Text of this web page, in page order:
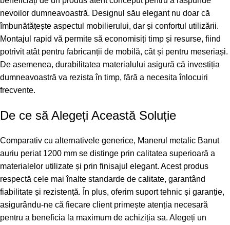
nevoilor dumneavoastră. Designul său elegant nu doar că
îmbunătățește aspectul mobilierului, dar și confortul utilizării.
Montajul rapid vă permite să economisiți timp și resurse, fiind
potrivit atât pentru fabricanții de mobilă, cât și pentru meseriași.
De asemenea, durabilitatea materialului asigură că investiția
dumneavoastră va rezista în timp, fără a necesita înlocuiri
frecvente.
De ce să Alegeți Această Soluție
Comparativ cu alternativele generice, Manerul metalic Banut
auriu periat 1200 mm se distinge prin calitatea superioară a
materialelor utilizate și prin finisajul elegant. Acest produs
respectă cele mai înalte standarde de calitate, garantând
fiabilitate și rezistență. În plus, oferim suport tehnic și garanție,
asigurându-ne că fiecare client primește atenția necesară
pentru a beneficia la maximum de achiziția sa. Alegeți un